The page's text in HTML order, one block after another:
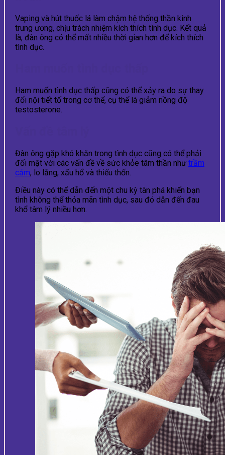
Vaping và hút thuốc lá làm chậm hệ thống thần kinh
trung ương, chịu trách nhiệm kích thích tình dục. Kết quả
là, đàn ông có thể mất nhiều thời gian hơn để kích thích
tình dục.
Ham muốn tình dục thấp cũng có thể xảy ra do sự thay
đổi nội tiết tố trong cơ thể, cụ thể là giảm nồng độ
testosterone.
Đàn ông gặp khó khăn trong tình dục cũng có thể phải
đối mặt với các vấn đề về sức khỏe tâm thần như trầm
cảm, lo lắng, xấu hổ và thiếu thốn.
Điều này có thể dẫn đến một chu kỳ tàn phá khiến bạn
tình không thể thỏa mãn tình dục, sau đó dẫn đến đau
khổ tâm lý nhiều hơn.